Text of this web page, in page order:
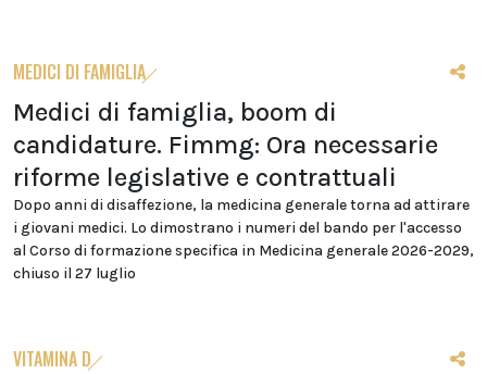
MEDICI DI FAMIGLIA
Medici di famiglia, boom di
candidature. Fimmg: Ora necessarie
riforme legislative e contrattuali
Dopo anni di disaffezione, la medicina generale torna ad attirare
i giovani medici. Lo dimostrano i numeri del bando per l'accesso
al Corso di formazione specifica in Medicina generale 2026-2029,
chiuso il 27 luglio
VITAMINA D